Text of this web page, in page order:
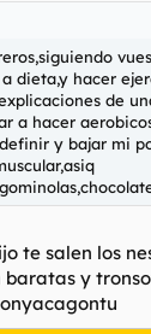
dieta,y hacer
de
a hacer
y bajar mi
te salen los
baratas y